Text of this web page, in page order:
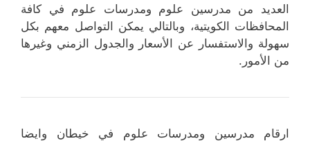
العديد من مدرسين علوم ومدرسات علوم في كافة
المحافظات الكويتية، وبالتالي يمكن التواصل معهم بكل
سهولة والاستفسار عن الأسعار والجدول الزمني وغيرها
من الأمور.
ارقام مدرسين ومدرسات علوم في خيطان وايضا